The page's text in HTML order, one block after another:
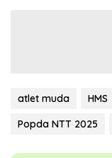
atlet muda HMS
Popda NTT 2025